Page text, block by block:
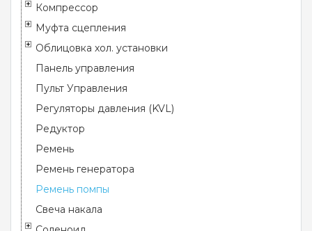
Компрессор
Муфта сцепления
Облицовка хол. установки
Панель управления
Пульт Управления
Регуляторы давления (KVL)
Редуктор
Ремень
Ремень генератора
Ремень помпы
Свеча накала